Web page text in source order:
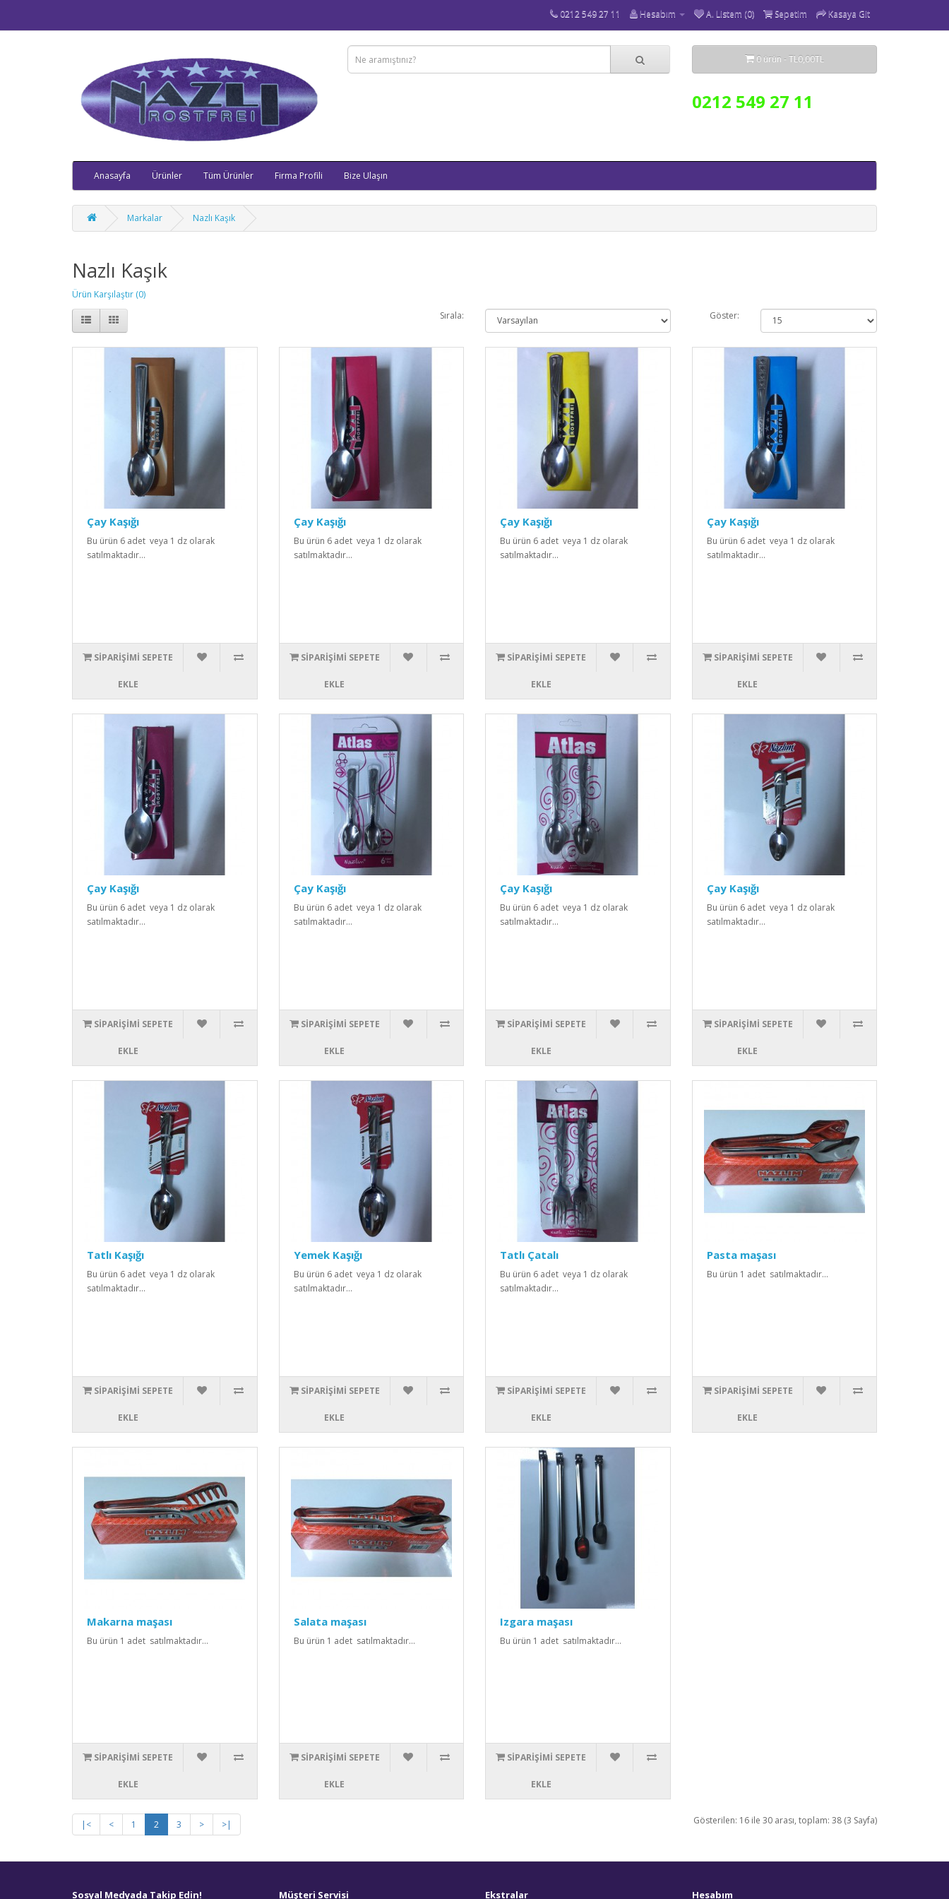
0212 549 27 11 Hesabım A. Listem (0) Sepetim Kasaya Git
0 ürün - TL0,00TL
0212 549 27 11
Anasayfa Ürünler Tüm Ürünler Firma Profili Bize Ulaşın
Markalar Nazlı Kaşık
Nazlı Kaşık
Ürün Karşılaştır (0)
Sırala:
Göster:
Çay Kaşığı
Bu ürün 6 adet veya 1 dz olarak
satılmaktadır...
SIPARIŞIMI SEPETE
EKLE
Çay Kaşığı
Bu ürün 6 adet veya 1 dz olarak
satılmaktadır...
SIPARIŞIMI SEPETE
EKLE
Çay Kaşığı
Bu ürün 6 adet veya 1 dz olarak
satılmaktadır...
SIPARIŞIMI SEPETE
EKLE
Çay Kaşığı
Bu ürün 6 adet veya 1 dz olarak
satılmaktadır...
SIPARIŞIMI SEPETE
EKLE
Çay Kaşığı
Bu ürün 6 adet veya 1 dz olarak
satılmaktadır...
SIPARIŞIMI SEPETE
EKLE
Çay Kaşığı
Bu ürün 6 adet veya 1 dz olarak
satılmaktadır...
SIPARIŞIMI SEPETE
EKLE
Çay Kaşığı
Bu ürün 6 adet veya 1 dz olarak
satılmaktadır...
SIPARIŞIMI SEPETE
EKLE
Çay Kaşığı
Bu ürün 6 adet veya 1 dz olarak
satılmaktadır...
SIPARIŞIMI SEPETE
EKLE
Tatlı Kaşığı
Bu ürün 6 adet veya 1 dz olarak
satılmaktadır...
SIPARIŞIMI SEPETE
EKLE
Yemek Kaşığı
Bu ürün 6 adet veya 1 dz olarak
satılmaktadır...
SIPARIŞIMI SEPETE
EKLE
Tatlı Çatalı
Bu ürün 6 adet veya 1 dz olarak
satılmaktadır...
SIPARIŞIMI SEPETE
EKLE
Pasta maşası
Bu ürün 1 adet satılmaktadır...
SIPARIŞIMI SEPETE
EKLE
Makarna maşası
Bu ürün 1 adet satılmaktadır...
SIPARIŞIMI SEPETE
EKLE
Salata maşası
Bu ürün 1 adet satılmaktadır...
SIPARIŞIMI SEPETE
EKLE
Izgara maşası
Bu ürün 1 adet satılmaktadır...
SIPARIŞIMI SEPETE
EKLE
|< < 1 2 3 > >| Gösterilen: 16 ile 30 arası, toplam: 38 (3 Sayfa)
Sosyal Medyada Takip Edin! Müşteri Servisi Ekstralar Hesabım